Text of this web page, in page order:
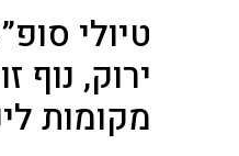
טיולי
ירוק, נוף
מקומות